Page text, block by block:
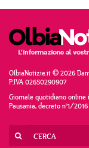
OlbiaNotizie.it © 2026
P.IVA 02650290907
Giornale quotidiano
Pausania, decreto n°1/